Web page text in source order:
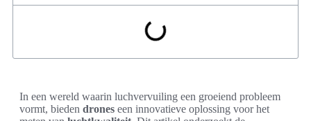
In een wereld waarin luchvervuiling een groeiend probleem
vormt, bieden drones een innovatieve oplossing voor het